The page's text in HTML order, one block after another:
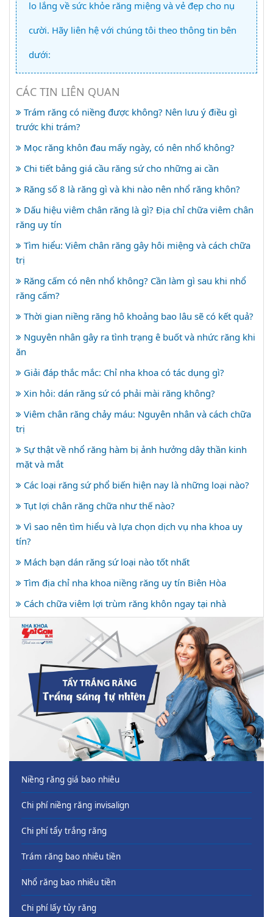
lo lắng về sức khỏe răng miệng và vẻ đẹp cho nụ
cười. Hãy liên hệ với chúng tôi theo thông tin bên
dưới:
CÁC TIN LIÊN QUAN
Trám răng có niềng được không? Nên lưu ý điều gì
trước khi trám?
Mọc răng khôn đau mấy ngày, có nên nhổ không?
Chi tiết bảng giá cầu răng sứ cho những ai cần
Răng số 8 là răng gì và khi nào nên nhổ răng khôn?
Dấu hiệu viêm chân răng là gì? Địa chỉ chữa viêm chân
răng uy tín
Tìm hiểu: Viêm chân răng gây hôi miệng và cách chữa
trị
Răng cấm có nên nhổ không? Cần làm gì sau khi nhổ
răng cấm?
Thời gian niềng răng hô khoảng bao lâu sẽ có kết quả?
Nguyên nhân gây ra tình trạng ê buốt và nhức răng khi
ăn
Giải đáp thắc mắc: Chỉ nha khoa có tác dụng gì?
Xin hỏi: dán răng sứ có phải mài răng không?
Viêm chân răng chảy máu: Nguyên nhân và cách chữa
trị
Sự thật về nhổ răng hàm bị ảnh hưởng dây thần kinh
mặt và mắt
Các loại răng sứ phổ biến hiện nay là những loại nào?
Tụt lợi chân răng chữa như thế nào?
Vì sao nên tìm hiểu và lựa chọn dịch vụ nha khoa uy
tín?
Mách bạn dán răng sứ loại nào tốt nhất
Tìm địa chỉ nha khoa niềng răng uy tín Biên Hòa
Cách chữa viêm lợi trùm răng khôn ngay tại nhà
Niềng răng giá bao nhiêu
Chi phí niềng răng invisalign
Chi phí tẩy trắng răng
Trám răng bao nhiêu tiền
Nhổ răng bao nhiêu tiền
Chi phí lấy tủy răng